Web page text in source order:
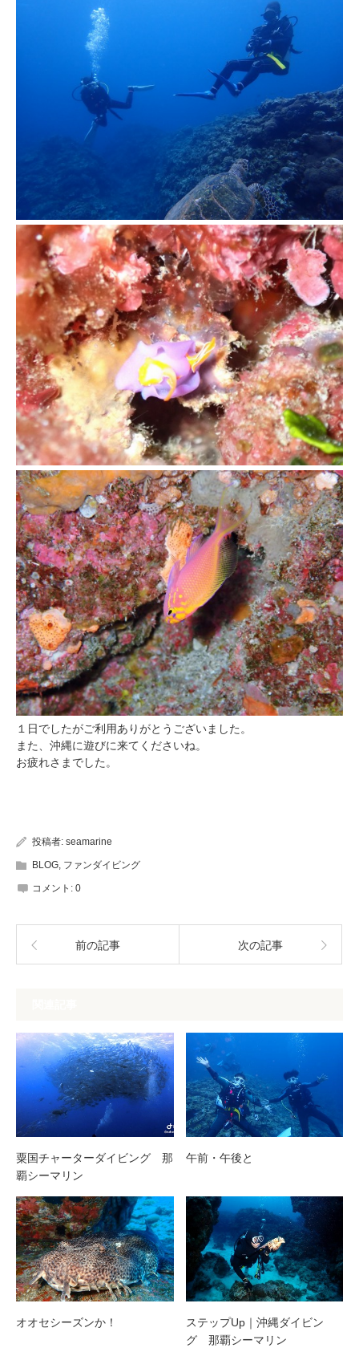
１日でしたがご利用ありがとうございました。
また、沖縄に遊びに来てくださいね。
お疲れさまでした。
投稿者: seamarine
BLOG ファンダイビング
コメント: 0
前の記事 次の記事
粟国チャーターダイビング 那
覇シーマリン
午前・午後と
オオセシーズンか！
ステップUp｜沖縄ダイビン
グ 那覇シーマリン